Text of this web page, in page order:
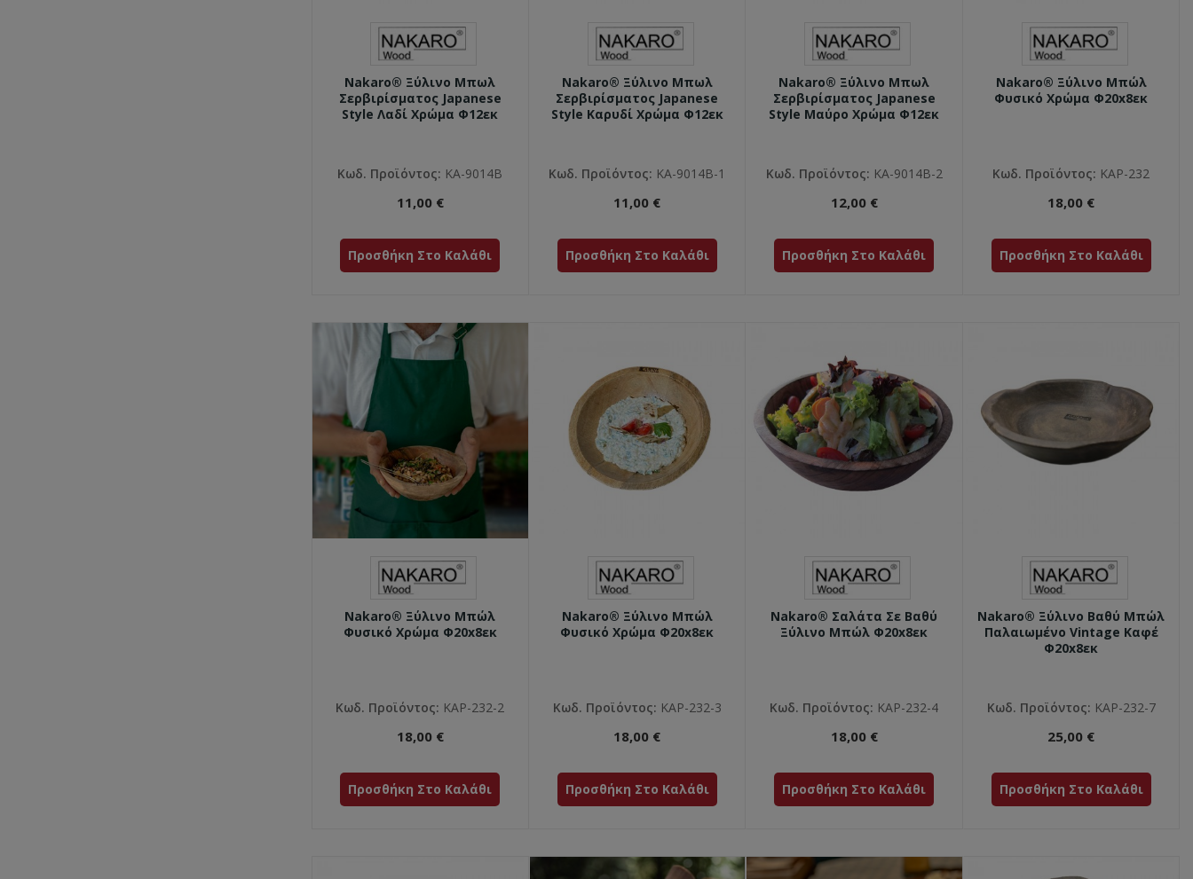
Nakaro® Ξύλινο Μπωλ
Σερβιρίσματος Japanese
Style Λαδί Χρώμα Φ12εκ
Κωδ. Προϊόντος: ΚΑ-9014Β
11,00 €
Προσθήκη Στο Καλάθι
Nakaro® Ξύλινο Μπωλ
Σερβιρίσματος Japanese
Style Καρυδί Χρώμα Φ12εκ
Κωδ. Προϊόντος: ΚΑ-9014Β-1
11,00 €
Προσθήκη Στο Καλάθι
Nakaro® Ξύλινο Μπωλ
Σερβιρίσματος Japanese
Style Μαύρο Χρώμα Φ12εκ
Κωδ. Προϊόντος: ΚΑ-9014Β-2
12,00 €
Προσθήκη Στο Καλάθι
Nakaro® Ξύλινο Μπώλ
Φυσικό Χρώμα Φ20x8εκ
Κωδ. Προϊόντος: ΚΑΡ-232
18,00 €
Προσθήκη Στο Καλάθι
Nakaro® Ξύλινο Μπώλ
Φυσικό Χρώμα Φ20x8εκ
Κωδ. Προϊόντος: ΚΑΡ-232-2
18,00 €
Προσθήκη Στο Καλάθι
Nakaro® Ξύλινο Μπώλ
Φυσικό Χρώμα Φ20x8εκ
Κωδ. Προϊόντος: ΚΑΡ-232-3
18,00 €
Προσθήκη Στο Καλάθι
Nakaro® Σαλάτα Σε Βαθύ
Ξύλινο Μπώλ Φ20x8εκ
Κωδ. Προϊόντος: ΚΑΡ-232-4
18,00 €
Προσθήκη Στο Καλάθι
Nakaro® Ξύλινο Βαθύ Μπώλ
Παλαιωμένο Vintage Καφέ
Φ20x8εκ
Κωδ. Προϊόντος: ΚΑΡ-232-7
25,00 €
Προσθήκη Στο Καλάθι